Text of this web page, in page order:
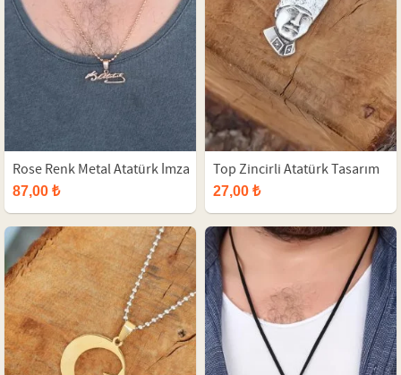
Rose Renk Metal Atatürk İmza
Figürlü Erkek Kolye
87,00 ₺
Top Zincirli Atatürk Tasarım
Eskitme Gümüş Renk Kolye
27,00 ₺